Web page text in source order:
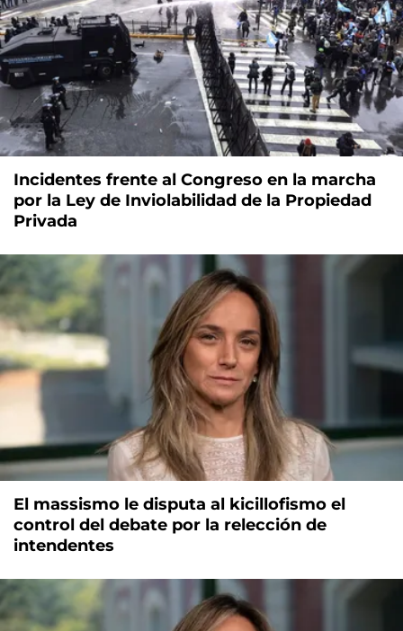
Incidentes frente al Congreso en la marcha
por la Ley de Inviolabilidad de la Propiedad
Privada
El massismo le disputa al kicillofismo el
control del debate por la relección de
intendentes